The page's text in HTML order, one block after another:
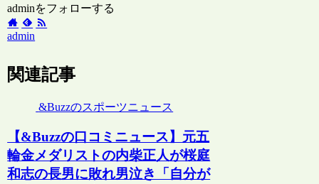
adminをフォローする
admin
関連記事
&Buzzのスポーツニュース
【&Buzzの口コミニュース】元五
輪金メダリストの内柴正人が桜庭
和志の長男に敗れ男泣き「自分が